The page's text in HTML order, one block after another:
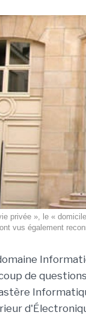
privée », le «
vus également
de